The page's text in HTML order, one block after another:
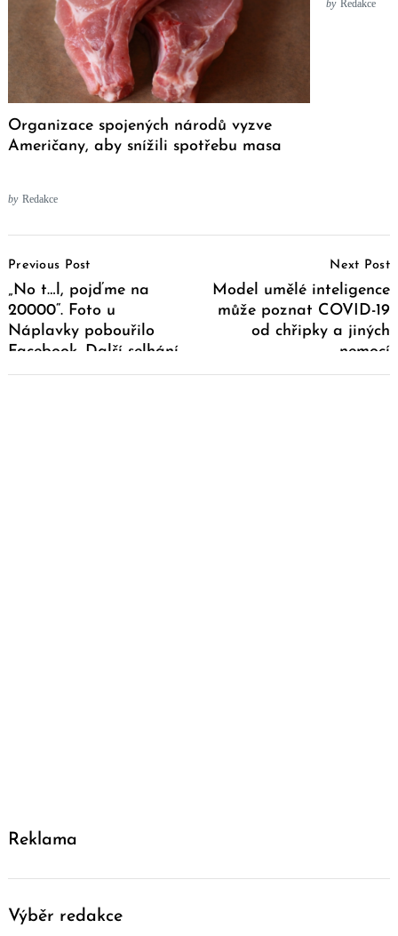
Organizace spojených národů vyzve
Američany, aby snížili spotřebu masa
by Redakce
by Redakce
Navigation
Previous Post
„No t…l, pojďme na
20000“. Foto u
Náplavky pobouřilo
Facebook. Další selhání
pražského magistrátu
Next Post
Model umělé inteligence
může poznat COVID-19
od chřipky a jiných
nemocí
Reklama
Výběr redakce